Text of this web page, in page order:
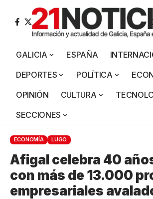
GALICIA ESPAÑA
DEPORTES
POLÍTICA
OPINIÓN
CULTURA
SECCIONES
ECONOMÍA LUGO
Afigal celebra 40
con más de 13.000
empresariales